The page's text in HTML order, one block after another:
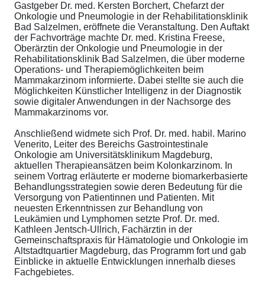
Gastgeber Dr. med. Kersten Borchert, Chefarzt der
Onkologie und Pneumologie in der Rehabilitationsklinik
Bad Salzelmen, eröffnete die Veranstaltung. Den Auftakt
der Fachvorträge machte Dr. med. Kristina Freese,
Oberärztin der Onkologie und Pneumologie in der
Rehabilitationsklinik Bad Salzelmen, die über moderne
Operations- und Therapiemöglichkeiten beim
Mammakarzinom informierte. Dabei stellte sie auch die
Möglichkeiten Künstlicher Intelligenz in der Diagnostik
sowie digitaler Anwendungen in der Nachsorge des
Mammakarzinoms vor.
Anschließend widmete sich Prof. Dr. med. habil. Marino
Venerito, Leiter des Bereichs Gastrointestinale
Onkologie am Universitätsklinikum Magdeburg,
aktuellen Therapieansätzen beim Kolonkarzinom. In
seinem Vortrag erläuterte er moderne biomarkerbasierte
Behandlungsstrategien sowie deren Bedeutung für die
Versorgung von Patientinnen und Patienten. Mit
neuesten Erkenntnissen zur Behandlung von
Leukämien und Lymphomen setzte Prof. Dr. med.
Kathleen Jentsch-Ullrich, Fachärztin in der
Gemeinschaftspraxis für Hämatologie und Onkologie im
Altstadtquartier Magdeburg, das Programm fort und gab
Einblicke in aktuelle Entwicklungen innerhalb dieses
Fachgebietes.